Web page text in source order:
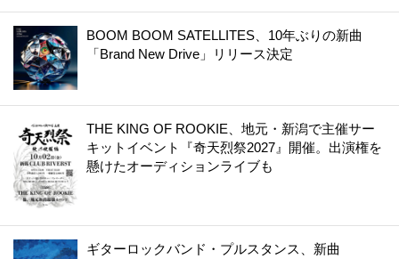
BOOM BOOM SATELLITES、10年ぶりの新曲
「Brand New Drive」リリース決定
THE KING OF ROOKIE、地元・新潟で主催サー
キットイベント『奇天烈祭2027』開催。出演権を
懸けたオーディションライブも
ギターロックバンド・プルスタンス、新曲